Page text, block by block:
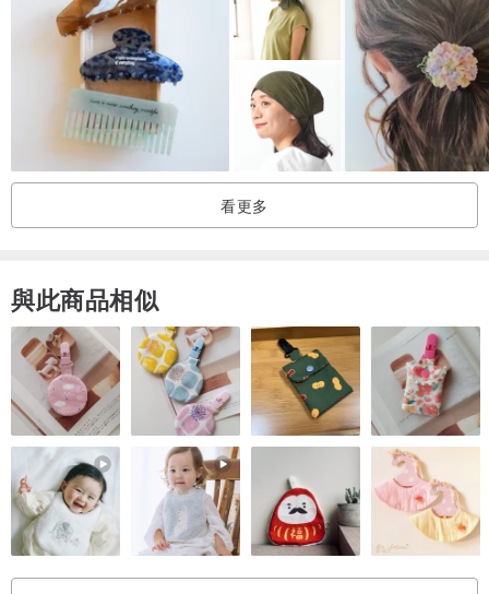
• 樹脂飾品的花瓣或葉子均以黏土或銅線繞製成形，請勿重壓或扭
轉，佩戴時應先以指腹接觸輕推
• 避免長時間接觸酒精、汗水、香水、海水等液體
• 有灰塵或指紋可用軟毛刷輕刷，或以純水濕紙巾輕輕擦拭
• 電鍍配件若出現輕微氧化，可使用拭銀布擦拭
• 為增加飾品配戴壽命，佩戴後宜將商品擦拭乾淨後放入密封保護套
飾品皆配與小包裝盒或密封保護套
為減省包裝上的浪費，購買兩件或以上商品，或會放置於同一個包裝
盒內（視乎尺寸及數量），如必須分盒獨立包裝，請於購買時備註或
留言通知我們
看更多
與此商品相似